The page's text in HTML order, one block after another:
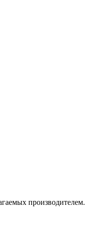
производителем.